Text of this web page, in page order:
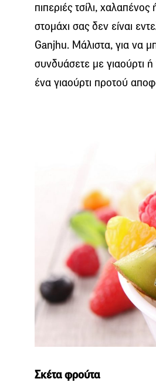
πιπεριές τσίλι,
στομάχι σας δεν είναι
Ganjhu. Μάλιστα, για να
συνδυάσετε με γιαούρτι
ένα γιαούρτι προτού
Σκέτα φρούτα